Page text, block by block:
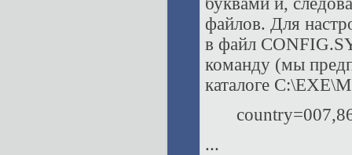
файлов. Для
в файл
команду (мы
каталоге
...